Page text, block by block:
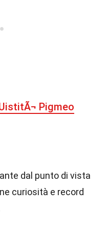
Pigmeo
dal punto di vista
curiosità e record